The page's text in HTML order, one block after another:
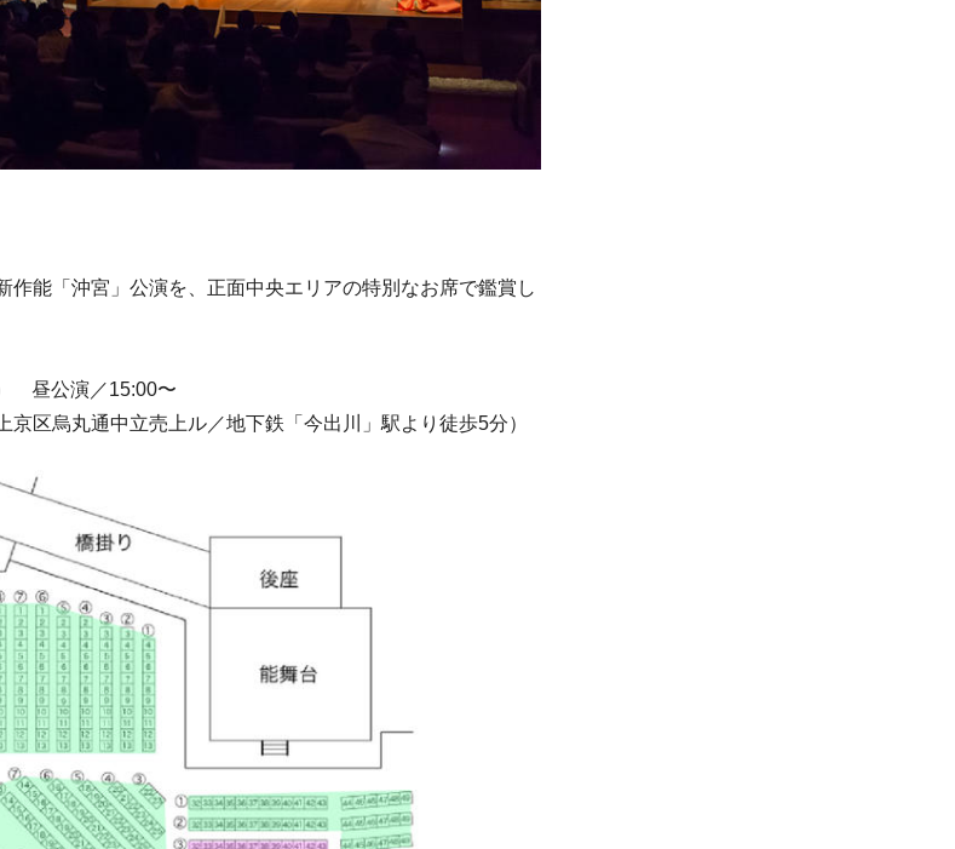
作能「沖宮」公演を、正面中央エリアの特別なお席で鑑賞し
昼公演／15:00〜
区烏丸通中立売上ル／地下鉄「今出川」駅より徒歩5分）